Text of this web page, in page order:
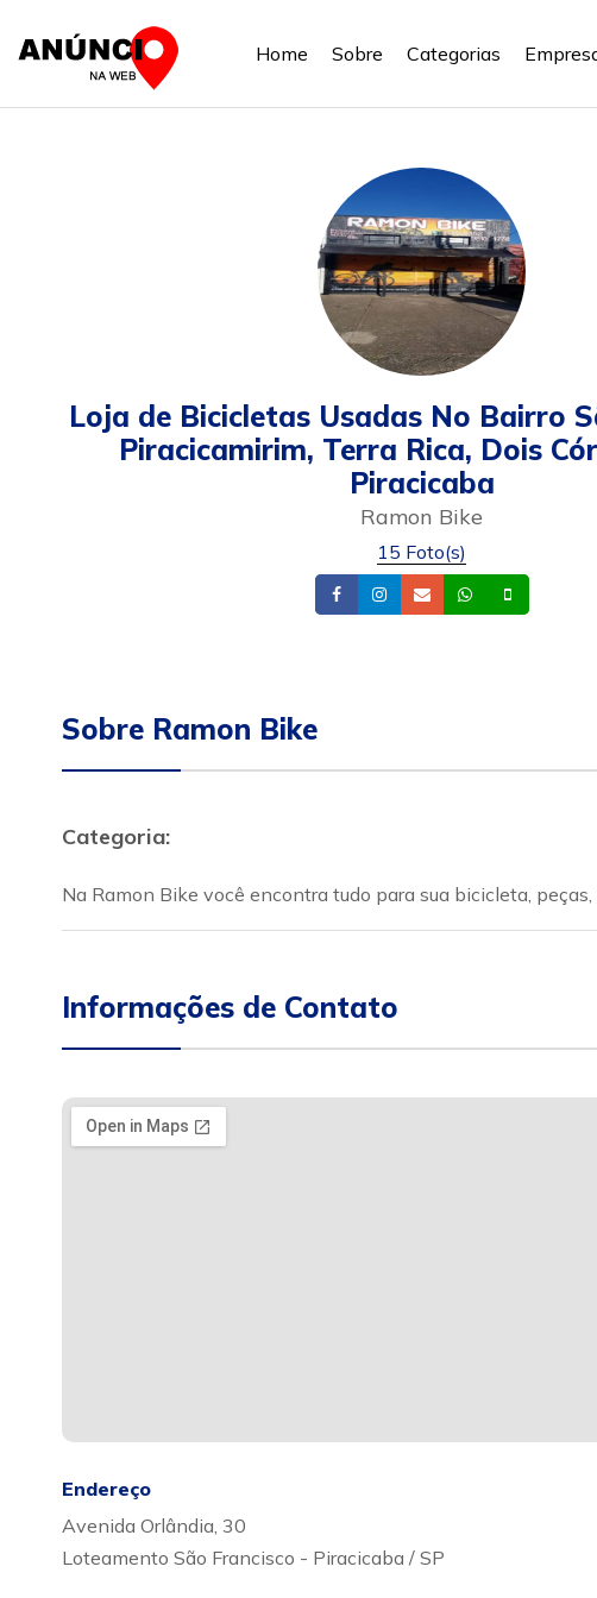
Home Sobre Categorias
Loja de Bicicletas Usadas No Bairro
Piracicamirim, Terra Rica, Dois
Piracicaba
Ramon Bike
15 Foto(s)
FacebookInstagram
Email Whatsapp
Sobre Ramon Bike
Categoria:
Na Ramon Bike você encontra tudo para sua bicicleta,
Informações de Contato
Endereço
Avenida Orlândia, 30
Loteamento São Francisco - Piracicaba / SP